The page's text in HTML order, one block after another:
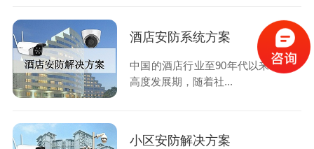
酒店安防系统方案
中国的酒店行业至90年代以来经历了
高度发展期，随着社...
小区安防解决方案